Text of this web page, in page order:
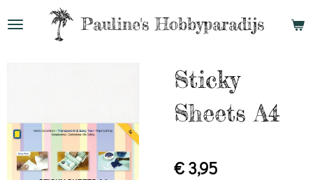
Ga
Pauline'sHobbyparadijs
Sticky
Sheets A4
€ 3,95